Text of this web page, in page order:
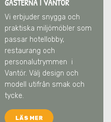
GÄSTERNA I VANTÖR
Vi erbjuder snygga och
praktiska miljömöbler som
passar hotellobby,
restaurang och
personalutrymmen i
Vantör. Välj design och
modell utifrån smak och
tycke.
LÄS MER